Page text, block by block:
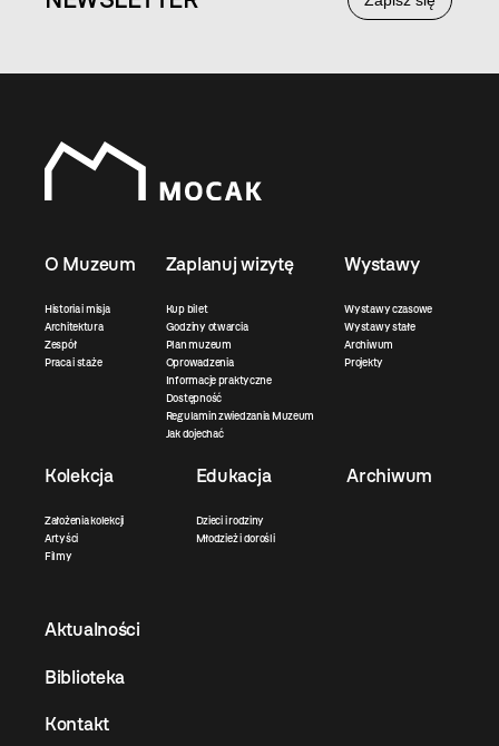
O Muzeum
Historia i misja
Architektura
Zespół
Praca i staże
Zaplanuj wizytę
Kup bilet
Godziny otwarcia
Plan muzeum
Oprowadzenia
Informacje praktyczne
Dostępność
Regulamin zwiedzania Muzeum
Jak dojechać
Wystawy
Wystawy czasowe
Wystawy stałe
Archiwum
Projekty
Kolekcja
Założenia kolekcji
Artyści
Filmy
Edukacja
Dzieci i rodziny
Młodzież i dorośli
Archiwum
Aktualności
Biblioteka
Kontakt